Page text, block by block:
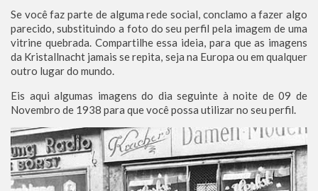
Se você faz parte de alguma rede social, conclamo a fazer algo
parecido, substituindo a foto do seu perfil pela imagem de uma
vitrine quebrada. Compartilhe essa ideia, para que as imagens
da Kristallnacht jamais se repita, seja na Europa ou em qualquer
outro lugar do mundo.
Eis aqui algumas imagens do dia seguinte à noite de 09 de
Novembro de 1938 para que você possa utilizar no seu perfil.